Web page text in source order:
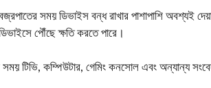
সময় ডিভাইস বন্ধ রাখার পাশাপাশি অবশ্যই
পৌঁছে ক্ষতি করতে পারে।
টিভি, কম্পিউটার, গেমিং কনসোল এবং অন্যান্য